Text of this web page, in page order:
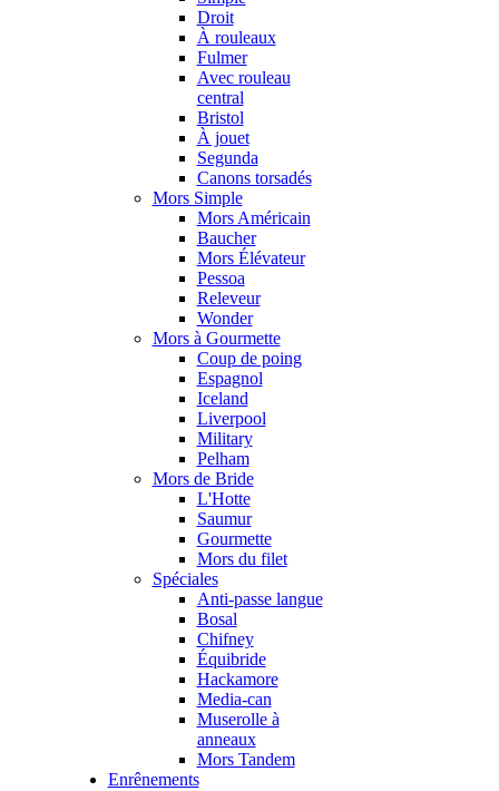
Droit
À rouleaux
Fulmer
Avec rouleau
central
Bristol
À jouet
Segunda
Canons torsadés
Mors Simple
Mors Américain
Baucher
Mors Élévateur
Pessoa
Releveur
Wonder
Mors à Gourmette
Coup de poing
Espagnol
Iceland
Liverpool
Military
Pelham
Mors de Bride
L'Hotte
Saumur
Gourmette
Mors du filet
Spéciales
Anti-passe langue
Bosal
Chifney
Équibride
Hackamore
Media-can
Muserolle à
anneaux
Mors Tandem
Enrênements